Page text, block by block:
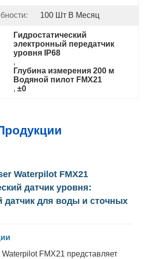
100 Шт В Месяц
Гидростатический
электронный передатчик
уровня IP68
,
Глубина измерения 200 м
Водяной пилот FMX21
, ±0
Waterpilot FMX21
датчик уровня:
датчик для воды и сточных
FMX21 представляет